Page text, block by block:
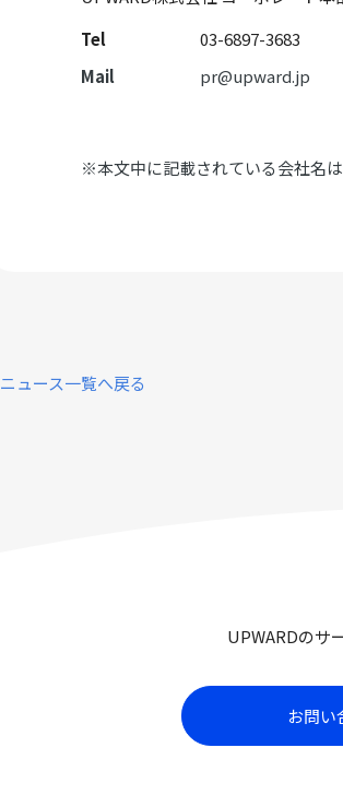
Tel
03-6897-3683
Mail
pr@upward.jp
※本文中に記載されている会社名
ニュース一覧へ戻る
UPWARDのサ
お問い